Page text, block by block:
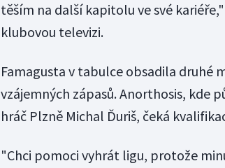
těším na další kapitolu ve své
klubovou televizi.
Famagusta v tabulce obsadila druhé
vzájemných zápasů. Anorthosis, kde
hráč Plzně Michal Ďuriš, čeká
"Chci pomoci vyhrát ligu, protože